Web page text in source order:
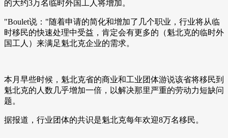
的大约3万名临时外国工人将增加。
"Boulet说："随着申请的简化和增加了几个职业，行业将从临
时移民的快速处理中受益，肯定会有更多的（魁北克的临时外
国工人）来满足魁北克企业的需求。
本月早些时候，魁北克省的商业和工业团体游说该省将移民到
魁北克的人数几乎增加一倍，以解决那里严重的劳动力短缺问
题。
据报道，行业团体的共识是魁北克每年欢迎8万名移民。